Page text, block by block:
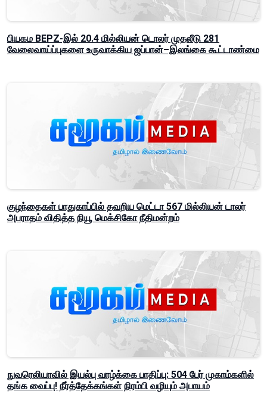
பியகம BEPZ-இல் 20.4 மில்லியன் டொலர் முதலீடு 281
வேலைவாய்ப்புகளை உருவாக்கிய ஜப்பான்–இலங்கை கூட்டாண்மை
குழந்தைகள் பாதுகாப்பில் தவறிய மெட்டா 567 மில்லியன் டாலர்
அபராதம் விதித்த நியூ மெக்சிகோ நீதிமன்றம்
நுவரெலியாவில் இயல்பு வாழ்க்கை பாதிப்பு: 504 பேர் முகாம்களில்
தங்க வைப்பு! நீர்த்தேக்கங்கள் நிரம்பி வழியும் அபாயம்